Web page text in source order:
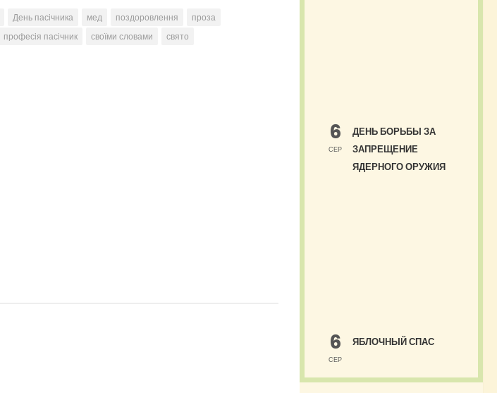
День пасічника мед поздоровлення
проза
професія пасічник своїми словами свято
6
СЕР
ДЕНЬ БОРЬБЫ ЗА
ЗАПРЕЩЕНИЕ
ЯДЕРНОГО ОРУЖИЯ
6
СЕР
ЯБЛОЧНЫЙ СПАС